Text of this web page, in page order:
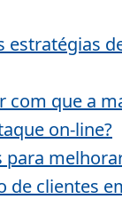
estratégias
com que a
on-line?
para
de clientes